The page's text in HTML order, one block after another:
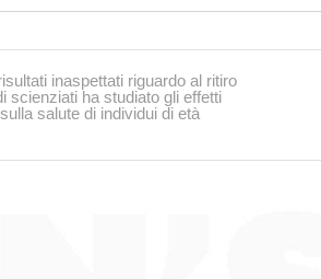
inaspettati riguardo al ritiro
scienziati ha studiato gli effetti
salute di individui di età